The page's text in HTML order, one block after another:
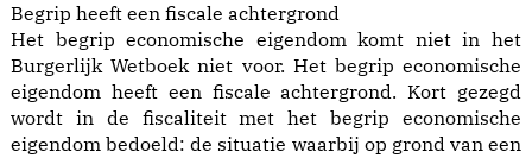
Begrip heeft een fiscale achtergrond
Het begrip economische eigendom komt niet in het
Burgerlijk Wetboek niet voor. Het begrip economische
eigendom heeft een fiscale achtergrond. Kort gezegd
wordt in de fiscaliteit met het begrip economische
eigendom bedoeld: de situatie waarbij op grond van een